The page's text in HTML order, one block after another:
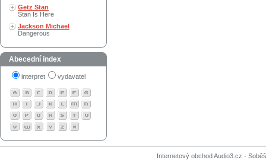
Getz Stan
Stan Is Here
Jackson Michael
Dangerous
Abecední index
interpret vydavatel
Internetový obchod Audio3.cz -